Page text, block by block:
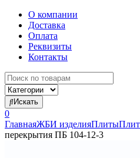
О компании
Доставка
Оплата
Реквизиты
Контакты
Search
for:
Искать
0
ГлавнаяЖБИ изделияПлиты
перекрытия ПБ 104-12-3